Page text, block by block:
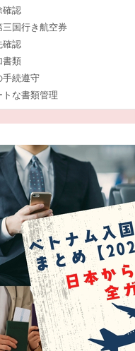
確認
国行き航空券
確認
書類
手続遵守
な書類管理
のアドバイス